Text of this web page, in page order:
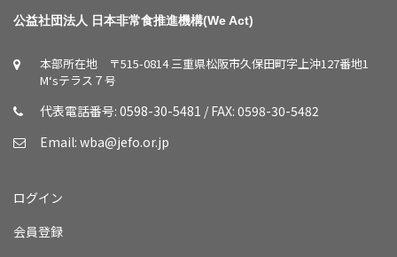
公益社団法人 日本非常食推進機構(We Act)
本部所在地 〒515-0814 三重県松阪市久保田町字上沖127番地1
M‘sテラス７号
代表電話番号: 0598-30-5481 / FAX: 0598-30-5482
Email: wba@jefo.or.jp
ログイン
会員登録